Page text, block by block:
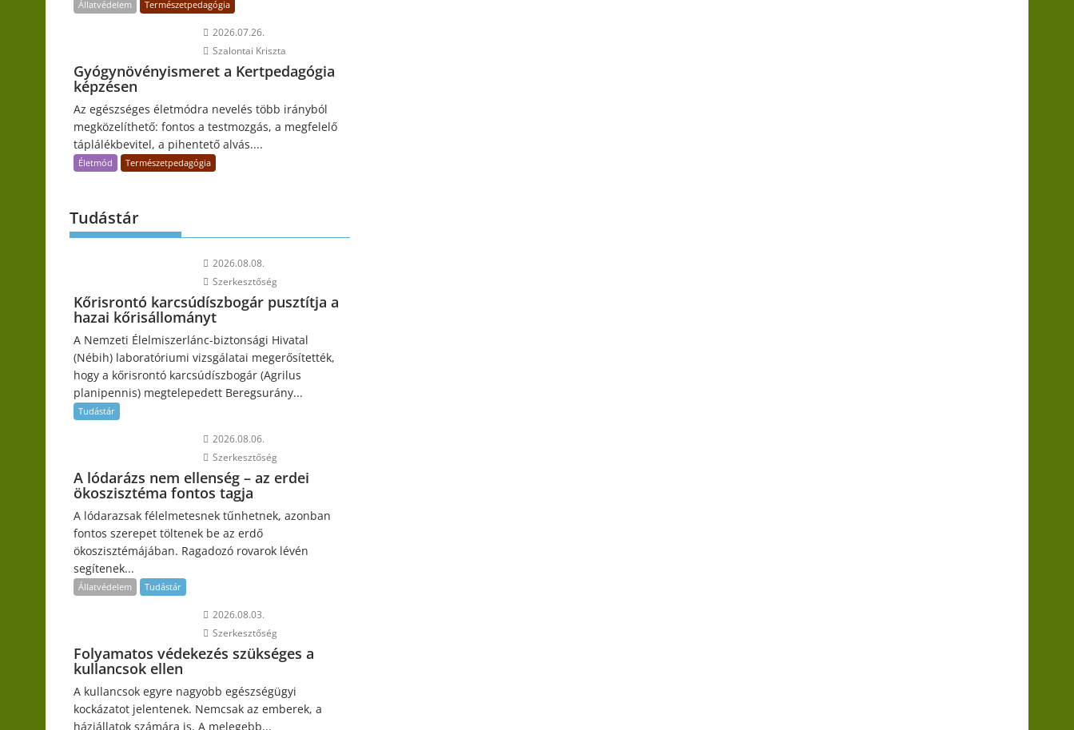
Állatvédelem Természetpedagógia
2026.07.26.
Szalontai Kriszta
Gyógynövényismeret a Kertpedagógia
képzésen
Az egészséges életmódra nevelés több irányból
megközelíthető: fontos a testmozgás, a megfelelő
táplálékbevitel, a pihentető alvás....
Életmód Természetpedagógia
Tudástár
2026.08.08.
Szerkesztőség
Kőrisrontó karcsúdíszbogár pusztítja a
hazai kőrisállományt
A Nemzeti Élelmiszerlánc-biztonsági Hivatal
(Nébih) laboratóriumi vizsgálatai megerősítették,
hogy a kőrisrontó karcsúdíszbogár (Agrilus
planipennis) megtelepedett Beregsurány...
Tudástár
2026.08.06.
Szerkesztőség
A lódarázs nem ellenség – az erdei
ökoszisztéma fontos tagja
A lódarazsak félelmetesnek tűnhetnek, azonban
fontos szerepet töltenek be az erdő
ökoszisztémájában. Ragadozó rovarok lévén
segítenek...
Állatvédelem Tudástár
2026.08.03.
Szerkesztőség
Folyamatos védekezés szükséges a
kullancsok ellen
A kullancsok egyre nagyobb egészségügyi
kockázatot jelentenek. Nemcsak az emberek, a
háziállatok számára is. A melegebb...